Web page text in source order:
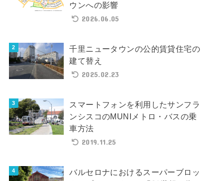
ウンへの影響
2026.06.05
千里ニュータウンの公的賃貸住宅の
建て替え
2025.02.23
スマートフォンを利用したサンフラ
ンシスコのMUNIメトロ・バスの乗
車方法
2019.11.25
バルセロナにおけるスーパーブロッ